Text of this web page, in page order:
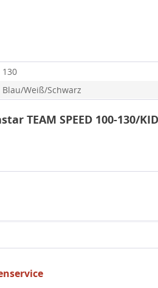
130
Blau/Weiß/Schwarz
TEAM SPEED 100-130/